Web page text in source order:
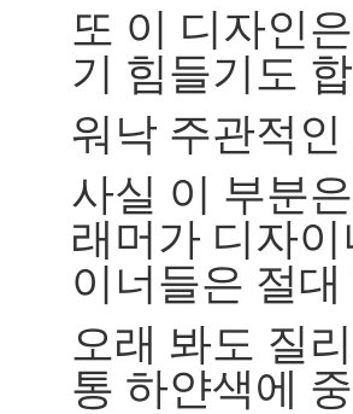
또 이 디자인
기 힘들기도
워낙 주관적
사실 이 부분
래머가 디자
이너들은 절
오래 봐도 질
통 하얀색에